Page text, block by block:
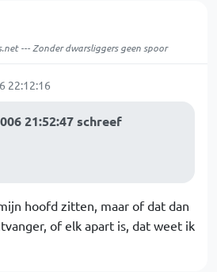
--- Zonder dwarsliggers geen spoor
22:12:16
21:52:47 schreef
hoofd zitten, maar of dat dan
of elk apart is, dat weet ik